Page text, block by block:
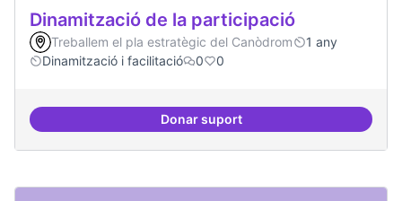
Dinamització de la participació
Treballem el pla estratègic del Canòdrom
1 any
Dinamització i facilitació
0 0
Donar suportDinamització de la participació